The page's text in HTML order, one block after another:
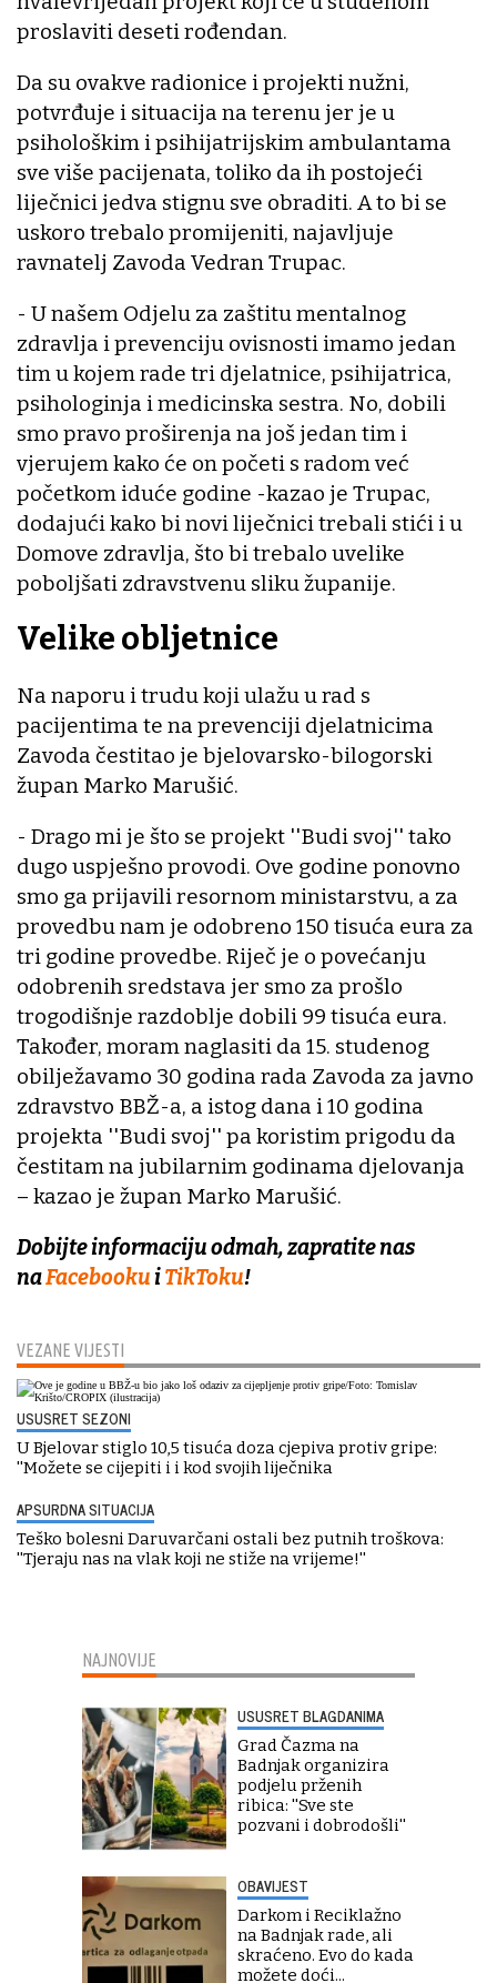
VEZANE VIJESTI
USUSRET SEZONI
U Bjelovar stiglo 10,5 tisuća doza cjepiva protiv gripe:
''Možete se cijepiti i i kod svojih liječnika
APSURDNA SITUACIJA
Teško bolesni Daruvarčani ostali bez putnih troškova:
''Tjeraju nas na vlak koji ne stiže na vrijeme!''
proslaviti deseti rođendan.
Da su ovakve radionice i projekti nužni,
potvrđuje i situacija na terenu jer je u
psihološkim i psihijatrijskim ambulantama
sve više pacijenata, toliko da ih postojeći
liječnici jedva stignu sve obraditi. A to bi se
uskoro trebalo promijeniti, najavljuje
ravnatelj Zavoda Vedran Trupac.
- U našem Odjelu za zaštitu mentalnog
zdravlja i prevenciju ovisnosti imamo jedan
tim u kojem rade tri djelatnice, psihijatrica,
psihologinja i medicinska sestra. No, dobili
smo pravo proširenja na još jedan tim i
vjerujem kako će on početi s radom već
početkom iduće godine -kazao je Trupac,
dodajući kako bi novi liječnici trebali stići i u
Domove zdravlja, što bi trebalo uvelike
poboljšati zdravstvenu sliku županije.
Velike obljetnice
Na naporu i trudu koji ulažu u rad s
pacijentima te na prevenciji djelatnicima
Zavoda čestitao je bjelovarsko-bilogorski
župan Marko Marušić.
- Drago mi je što se projekt ''Budi svoj'' tako
dugo uspješno provodi. Ove godine ponovno
smo ga prijavili resornom ministarstvu, a za
provedbu nam je odobreno 150 tisuća eura za
tri godine provedbe. Riječ je o povećanju
odobrenih sredstava jer smo za prošlo
trogodišnje razdoblje dobili 99 tisuća eura.
Također, moram naglasiti da 15. studenog
obilježavamo 30 godina rada Zavoda za javno
zdravstvo BBŽ-a, a istog dana i 10 godina
projekta ''Budi svoj'' pa koristim prigodu da
čestitam na jubilarnim godinama djelovanja
– kazao je župan Marko Marušić.
Dobijte informaciju odmah, zapratite nas
naFacebookuiTikToku!
NAJNOVIJE
USUSRET BLAGDANIMA
Grad Čazma na
Badnjak organizira
podjelu prženih
ribica: ''Sve ste
pozvani i dobrodošli''
OBAVIJEST
Darkom i Reciklažno
na Badnjak rade, ali
skraćeno. Evo do kada
možete doći...